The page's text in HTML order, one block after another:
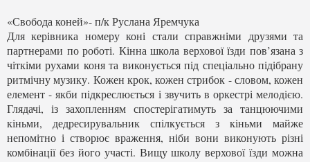
«Свобода коней»- п/к Руслана Яремчука
Для керівника номеру коні стали справжніми друзями та
партнерами по роботі. Кінна школа верхової їзди пов’язана з
чіткіми рухами коня та виконується під спеціально підібрану
ритмічну музику. Кожен крок, кожен стрибок - словом, кожен
елемент - якби підкреслюється і звучить в оркестрі мелодією.
Глядачі, із захопленням спостерігатимуть за танцюючими
кіньми, дедресирувальник спілкується з кіньми майже
непомітно і створює враження, ніби вони виконують різні
комбінації без його участі. Вищу школу верхової їзди можна